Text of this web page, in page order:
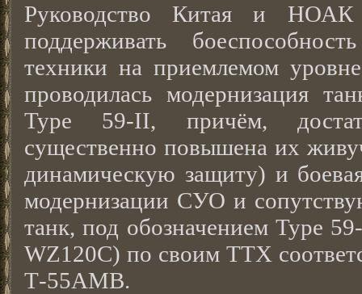
Руководство Китая и НОАК
поддерживать
техники на приемлемом
проводилась модернизация
Type 59-II, причём,
существенно повышена их
динамическую защиту) и
модернизации СУО и
танк, под обозначением Type
WZ120С) по своим ТТХ
Т-55АМВ.